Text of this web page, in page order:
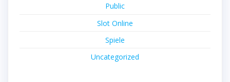
Public
Slot Online
Spiele
Uncategorized